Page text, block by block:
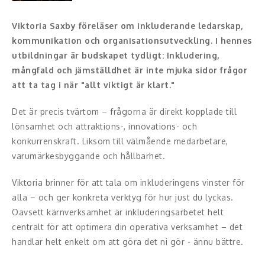
Konferencier
Workshopledare, facilitator
Radio och TV-profiler
Event
Humoristiska föredrag
Ljus och belysning
Komiker
Konst
Viktoria Saxby föreläser om inkluderande ledarskap,
kommunikation och organisationsutveckling. I hennes
utbildningar är budskapet tydligt: Inkludering,
mångfald och jämställdhet är inte mjuka sidor frågor
att ta tag i när "allt viktigt är klart."
Det är precis tvärtom – frågorna är direkt kopplade till
lönsamhet och attraktions-, innovations- och
konkurrenskraft. Liksom till välmående medarbetare,
varumärkesbyggande och hållbarhet.
Viktoria brinner för att tala om inkluderingens vinster för
alla – och ger konkreta verktyg för hur just du lyckas.
Oavsett kärnverksamhet är inkluderingsarbetet helt
centralt för att optimera din operativa verksamhet – det
handlar helt enkelt om att göra det ni gör - ännu bättre.